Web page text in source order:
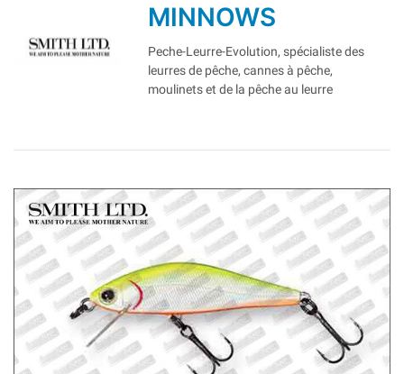
MINNOWS
Peche-Leurre-Evolution, spécialiste des
leurres de pêche, cannes à pêche,
moulinets et de la pêche au leurre